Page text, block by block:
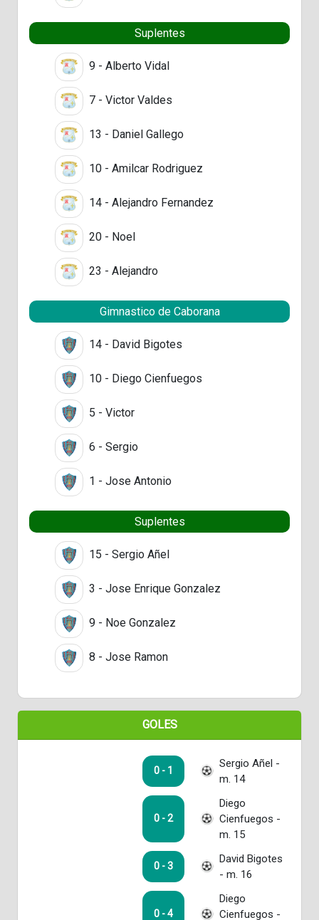
Suplentes
9 - Alberto Vidal
7 - Victor Valdes
13 - Daniel Gallego
10 - Amilcar Rodriguez
14 - Alejandro Fernandez
20 - Noel
23 - Alejandro
Gimnastico de Caborana
14 - David Bigotes
10 - Diego Cienfuegos
5 - Victor
6 - Sergio
1 - Jose Antonio
Suplentes
15 - Sergio Añel
3 - Jose Enrique Gonzalez
9 - Noe Gonzalez
8 - Jose Ramon
GOLES
0 - 1
Sergio Añel -
m. 14
0 - 2
Diego
Cienfuegos -
m. 15
0 - 3
David Bigotes
- m. 16
0 - 4
Diego
Cienfuegos -